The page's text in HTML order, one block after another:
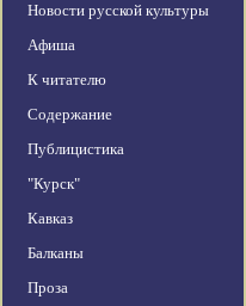
Новости русской культуры
Афиша
К читателю
Содержание
Публицистика
"Курск"
Кавказ
Балканы
Проза